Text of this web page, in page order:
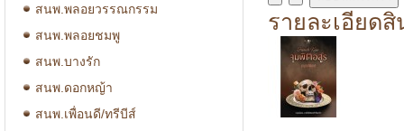
สนพ.พลอยวรรณกรรม
สนพ.พลอยชมพู
สนพ.บางรัก
สนพ.ดอกหญ้า
สนพ.เพื่อนดี/ทรีบีส์
รายละเอียด